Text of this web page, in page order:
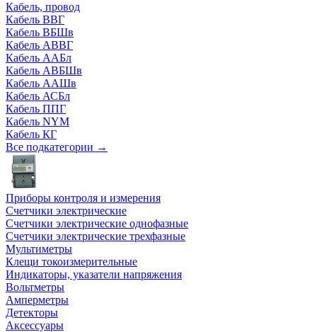
Кабель, провод
Кабель ВВГ
Кабель ВБШв
Кабель АВВГ
Кабель ААБл
Кабель АВБШв
Кабель ААШв
Кабель АСБл
Кабель ППГ
Кабель NYM
Кабель КГ
Все подкатегории →
Приборы контроля и измерения
Счетчики электрические
Счетчики электрические однофазные
Счетчики электрические трехфазные
Мультиметры
Клещи токоизмерительные
Индикаторы, указатели напряжения
Вольтметры
Амперметры
Детекторы
Аксессуары